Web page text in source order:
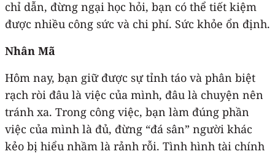
chỉ dẫn, đừng ngại học hỏi, bạn có thể tiết kiệm
được nhiều công sức và chi phí. Sức khỏe ổn định.
Nhân Mã
Hôm nay, bạn giữ được sự tỉnh táo và phân biệt
rạch ròi đâu là việc của mình, đâu là chuyện nên
tránh xa. Trong công việc, bạn làm đúng phần
việc của mình là đủ, đừng “đá sân” người khác
kẻo bị hiểu nhầm là rảnh rỗi. Tình hình tài chính